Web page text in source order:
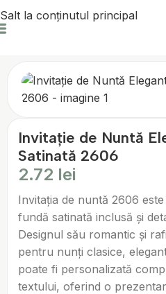
Salt la conținutul principal
Invitație de Nuntă
Satinată 2606
2.72 lei
Invitația de nuntă 2606
fundă satinată inclusă și
Designul său romantic și
pentru nunți clasice,
poate fi personalizată
textului, oferind o